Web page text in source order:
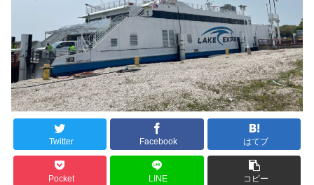
Twitter Facebook はてブ
Pocket LINE コピー